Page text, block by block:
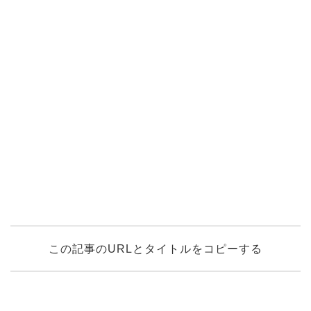
この記事のURLとタイトルをコピーする